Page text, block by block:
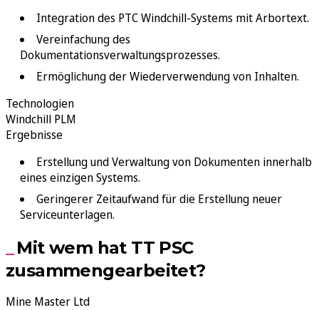
Integration des PTC Windchill-Systems mit Arbortext.
Vereinfachung des
Dokumentationsverwaltungsprozesses.
Ermöglichung der Wiederverwendung von Inhalten.
Technologien
Windchill PLM
Ergebnisse
Erstellung und Verwaltung von Dokumenten innerhalb
eines einzigen Systems.
Geringerer Zeitaufwand für die Erstellung neuer
Serviceunterlagen.
Mit wem hat TT PSC
zusammengearbeitet?
Mine Master Ltd